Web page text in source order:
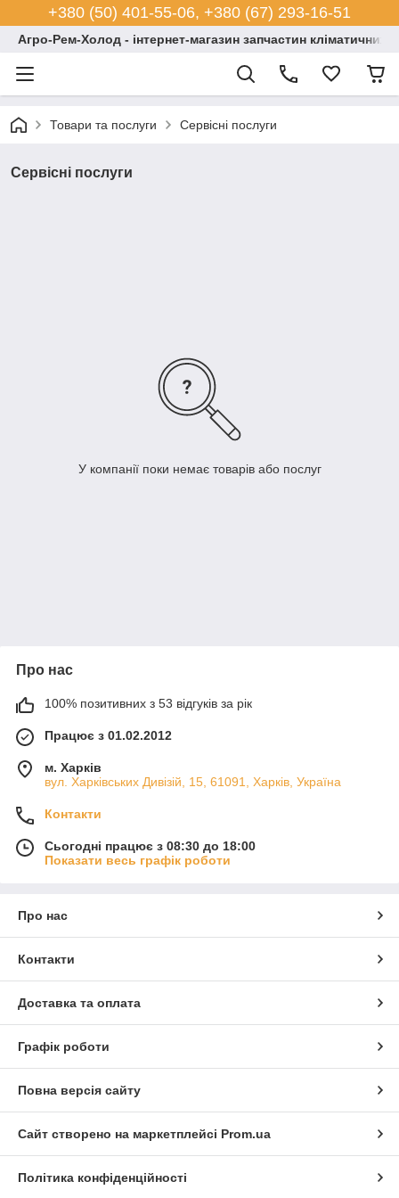
+380 (50) 401-55-06, +380 (67) 293-16-51
Агро-Рем-Холод - інтернет-магазин запчастин кліматичних
Товари та послуги Сервісні послуги
Сервісні послуги
У компанії поки немає товарів або послуг
Про нас
100% позитивних з 53 відгуків за рік
Працює з 01.02.2012
м. Харків
вул. Харківських Дивізій, 15, 61091, Харків, Україна
Контакти
Сьогодні працює з 08:30 до 18:00
Показати весь графік роботи
Про нас
Контакти
Доставка та оплата
Графік роботи
Повна версія сайту
Сайт створено на маркетплейсі Prom.ua
Політика конфіденційності